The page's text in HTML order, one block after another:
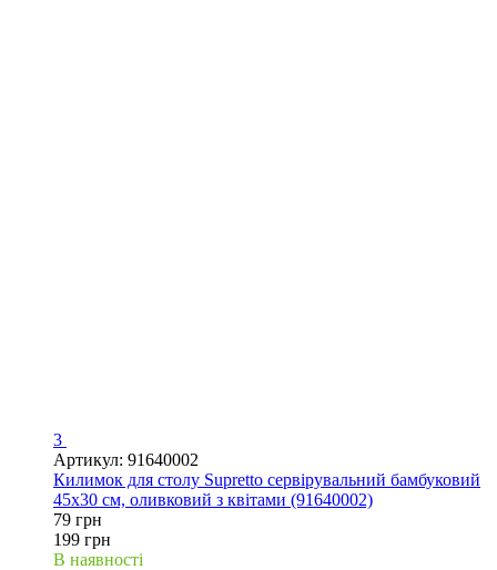
3
Артикул: 91640002
Килимок для столу Supretto сервірувальний бамбуковий
45x30 см, оливковий з квітами (91640002)
79 грн
199 грн
В наявності